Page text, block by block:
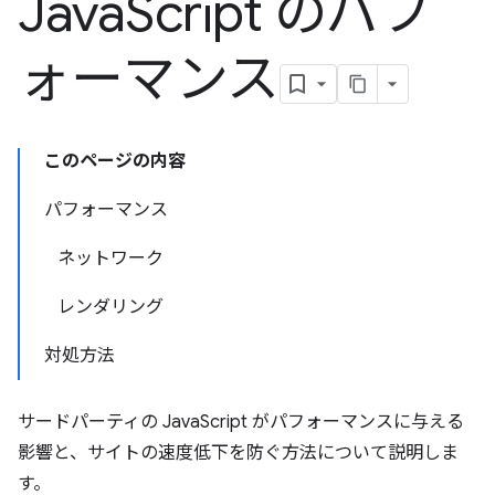
JavaScript のパフ
ォーマンス
このページの内容
パフォーマンス
ネットワーク
レンダリング
対処方法
サードパーティの JavaScript がパフォーマンスに与える
影響と、サイトの速度低下を防ぐ方法について説明しま
す。